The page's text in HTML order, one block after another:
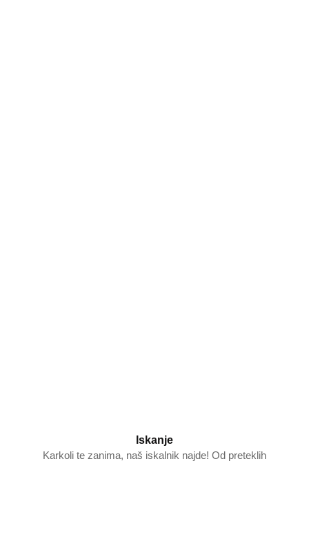
Iskanje
Karkoli te zanima, naš iskalnik najde! Od preteklih